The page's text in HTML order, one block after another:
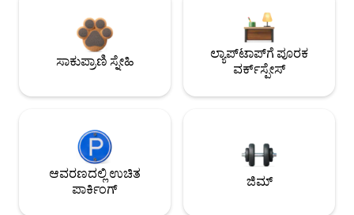
ಸಾಕುಪ್ರಾಣಿ ಸ್ನೇಹಿ
ಲ್ಯಾಪ್‌ಟಾಪ್‌ಗೆ ಪೂರಕ
ವರ್ಕ್‌ಸ್ಪೇಸ್
ಆವರಣದಲ್ಲಿ ಉಚಿತ
ಪಾರ್ಕಿಂಗ್
ಜಿಮ್